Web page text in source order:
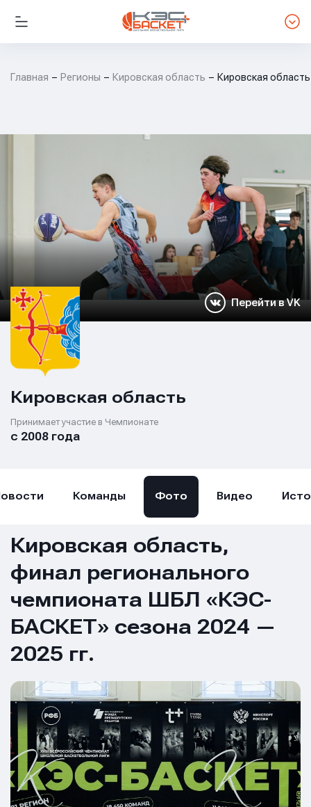
Главная Регионы Кировская область Кировская
Перейти в VK
Кировская область
Принимает участие в Чемпионате
с 2008 года
Команды Фото Видео
Кировская область,
финал регионального
чемпионата ШБЛ «КЭС-
БАСКЕТ» сезона 2024 —
2025 гг.